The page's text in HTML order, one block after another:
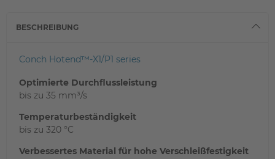
BESCHREIBUNG
Conch Hotend™-X1/P1 series
Optimierte Durchflussleistung
bis zu 35 mm³/s
Temperaturbeständigkeit
bis zu 320 °C
Verbessertes Material für hohe Verschleißfestigkeit